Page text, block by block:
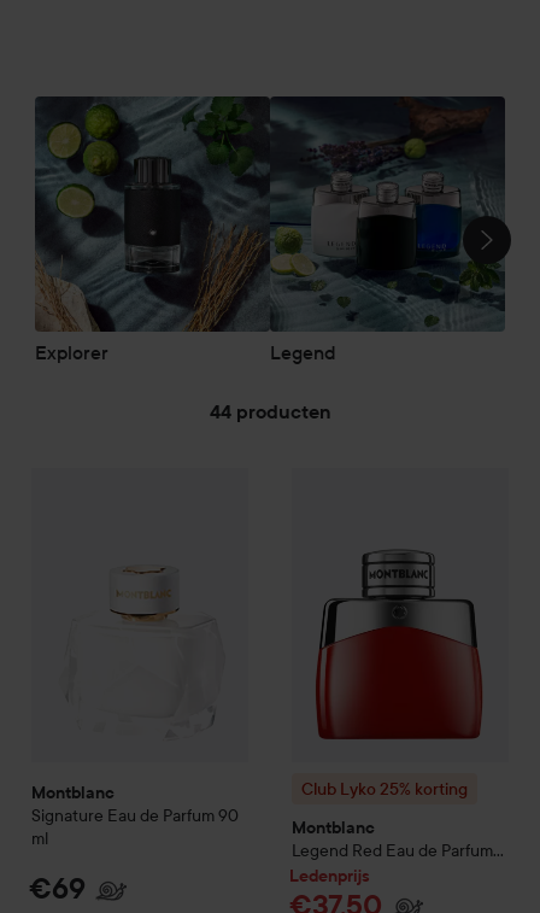
SECTIE OVERSLAAN
Explorer Legend
44 producten
Montblanc
Signature Eau de Parfum90
ml
€69
Club Lyko 25% korting
Montblanc
Legend Red Eau de Parfum
30 ml
Ledenprijs
€37,50